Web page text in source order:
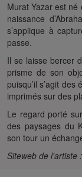
Murat Yazar est
naissance
s’applique à
passe.
Il se laisse bercer
prisme de son
puisqu’il s’agit des
imprimés sur des
Le regard porté
des paysages du
son tour un
Siteweb de l'artiste :